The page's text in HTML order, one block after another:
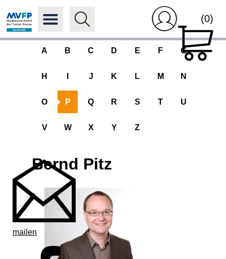
(0)
A B C D E F G
H J K L M N
O P Q R S T U
V W X Y Z
mailen
Bernd Pitz